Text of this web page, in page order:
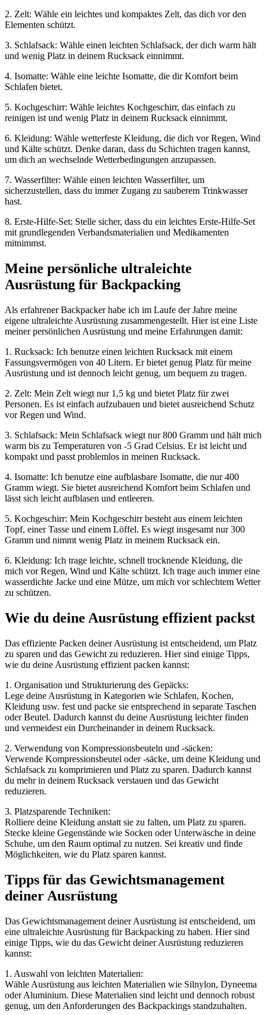
2. Zelt: Wähle ein leichtes und kompaktes Zelt, das dich vor den
Elementen schützt.
3. Schlafsack: Wähle einen leichten Schlafsack, der dich warm hält
und wenig Platz in deinem Rucksack einnimmt.
4. Isomatte: Wähle eine leichte Isomatte, die dir Komfort beim
Schlafen bietet.
5. Kochgeschirr: Wähle leichtes Kochgeschirr, das einfach zu
reinigen ist und wenig Platz in deinem Rucksack einnimmt.
6. Kleidung: Wähle wetterfeste Kleidung, die dich vor Regen, Wind
und Kälte schützt. Denke daran, dass du Schichten tragen kannst,
um dich an wechselnde Wetterbedingungen anzupassen.
7. Wasserfilter: Wähle einen leichten Wasserfilter, um
sicherzustellen, dass du immer Zugang zu sauberem Trinkwasser
hast.
8. Erste-Hilfe-Set: Stelle sicher, dass du ein leichtes Erste-Hilfe-Set
mit grundlegenden Verbandsmaterialien und Medikamenten
mitnimmst.
Meine persönliche ultraleichte
Ausrüstung für Backpacking
Als erfahrener Backpacker habe ich im Laufe der Jahre meine
eigene ultraleichte Ausrüstung zusammengestellt. Hier ist eine Liste
meiner persönlichen Ausrüstung und meine Erfahrungen damit:
1. Rucksack: Ich benutze einen leichten Rucksack mit einem
Fassungsvermögen von 40 Litern. Er bietet genug Platz für meine
Ausrüstung und ist dennoch leicht genug, um bequem zu tragen.
2. Zelt: Mein Zelt wiegt nur 1,5 kg und bietet Platz für zwei
Personen. Es ist einfach aufzubauen und bietet ausreichend Schutz
vor Regen und Wind.
3. Schlafsack: Mein Schlafsack wiegt nur 800 Gramm und hält mich
warm bis zu Temperaturen von -5 Grad Celsius. Er ist leicht und
kompakt und passt problemlos in meinen Rucksack.
4. Isomatte: Ich benutze eine aufblasbare Isomatte, die nur 400
Gramm wiegt. Sie bietet ausreichend Komfort beim Schlafen und
lässt sich leicht aufblasen und entleeren.
5. Kochgeschirr: Mein Kochgeschirr besteht aus einem leichten
Topf, einer Tasse und einem Löffel. Es wiegt insgesamt nur 300
Gramm und nimmt wenig Platz in meinem Rucksack ein.
6. Kleidung: Ich trage leichte, schnell trocknende Kleidung, die
mich vor Regen, Wind und Kälte schützt. Ich trage auch immer eine
wasserdichte Jacke und eine Mütze, um mich vor schlechtem Wetter
zu schützen.
Wie du deine Ausrüstung effizient packst
Das effiziente Packen deiner Ausrüstung ist entscheidend, um Platz
zu sparen und das Gewicht zu reduzieren. Hier sind einige Tipps,
wie du deine Ausrüstung effizient packen kannst:
1. Organisation und Strukturierung des Gepäcks:
Lege deine Ausrüstung in Kategorien wie Schlafen, Kochen,
Kleidung usw. fest und packe sie entsprechend in separate Taschen
oder Beutel. Dadurch kannst du deine Ausrüstung leichter finden
und vermeidest ein Durcheinander in deinem Rucksack.
2. Verwendung von Kompressionsbeuteln und -säcken:
Verwende Kompressionsbeutel oder -säcke, um deine Kleidung und
Schlafsack zu komprimieren und Platz zu sparen. Dadurch kannst
du mehr in deinem Rucksack verstauen und das Gewicht
reduzieren.
3. Platzsparende Techniken:
Rolliere deine Kleidung anstatt sie zu falten, um Platz zu sparen.
Stecke kleine Gegenstände wie Socken oder Unterwäsche in deine
Schuhe, um den Raum optimal zu nutzen. Sei kreativ und finde
Möglichkeiten, wie du Platz sparen kannst.
Tipps für das Gewichtsmanagement
deiner Ausrüstung
Das Gewichtsmanagement deiner Ausrüstung ist entscheidend, um
eine ultraleichte Ausrüstung für Backpacking zu haben. Hier sind
einige Tipps, wie du das Gewicht deiner Ausrüstung reduzieren
kannst:
1. Auswahl von leichten Materialien:
Wähle Ausrüstung aus leichten Materialien wie Silnylon, Dyneema
oder Aluminium. Diese Materialien sind leicht und dennoch robust
genug, um den Anforderungen des Backpackings standzuhalten.